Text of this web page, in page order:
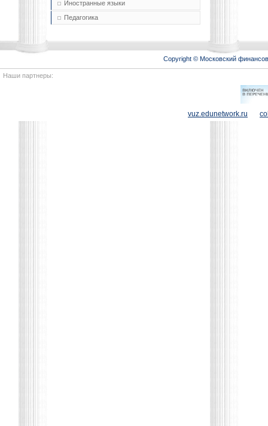
Иностранные языки
Педагогика
Copyright © Московский
Наши партнеры:
vuz.edunetwork.ru